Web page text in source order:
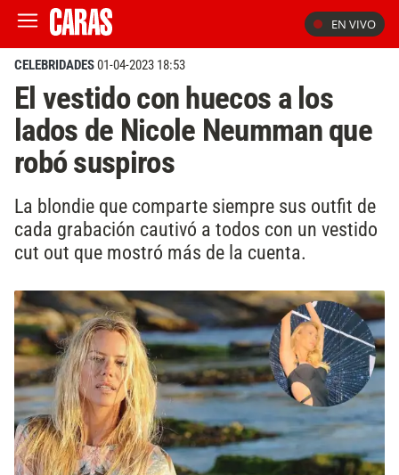
EN VIVO
CELEBRIDADES01-04-2023 18:53
El vestido con huecos a los
lados de Nicole Neumman que
robó suspiros
La blondie que comparte siempre sus outfit de
cada grabación cautivó a todos con un vestido
cut out que mostró más de la cuenta.